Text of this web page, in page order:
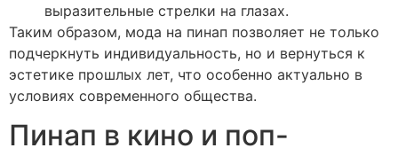
выразительные стрелки на глазах.
Таким образом, мода на пинап позволяет не только
подчеркнуть индивидуальность, но и вернуться к
эстетике прошлых лет, что особенно актуально в
условиях современного общества.
Пинап в кино и поп-